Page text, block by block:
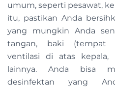
umum, seperti pesawat,
itu, pastikan Anda
yang mungkin Anda
tangan, baki (tempat
ventilasi di atas kepala,
lainnya. Anda bisa
desinfektan yang